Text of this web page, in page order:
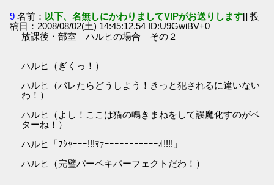
9 名前： 以下、名無しにかわりましてVIPがお送りします[] 投
稿日：2008/08/02(土) 14:45:12.54 ID:U9GwiBV+0
放課後・部室 ハルヒの場合 その２
ハルヒ（ぎくっ！）
ハルヒ（バレたらどうしよう！きっと犯されるに違いない
わ！）
ハルヒ（よし！ここは猫の鳴きまねをして誤魔化すのがベ
ターね！）
ハルヒ「ﾌｼｬｰｰｰ!!!ﾏｧｰｰｰｰｰｰｰｰｰｰｰｵ!!!!」
ハルヒ（完璧パーペキパーフェクトだわ！）